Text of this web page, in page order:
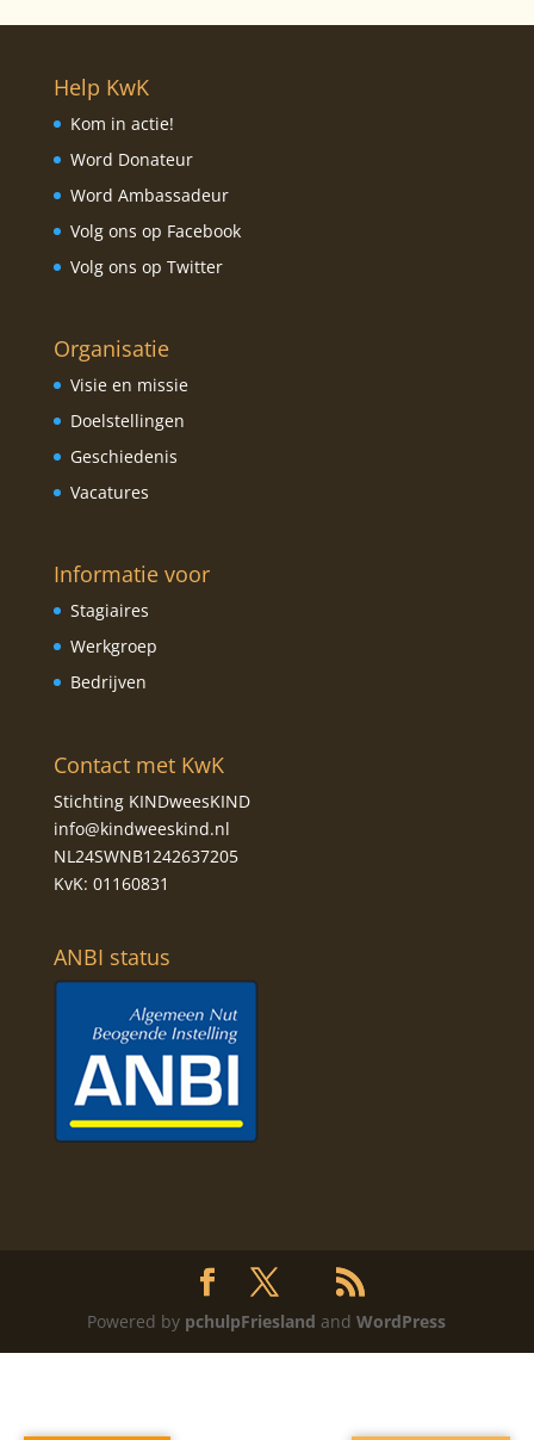
Help KwK
Kom in actie!
Word Donateur
Word Ambassadeur
Volg ons op Facebook
Volg ons op Twitter
Organisatie
Visie en missie
Doelstellingen
Geschiedenis
Vacatures
Informatie voor
Stagiaires
Werkgroep
Bedrijven
Contact met KwK
Stichting KINDweesKIND
info@kindweeskind.nl
NL24SWNB1242637205
KvK: 01160831
ANBI status
Powered by pchulpFriesland andWordPress